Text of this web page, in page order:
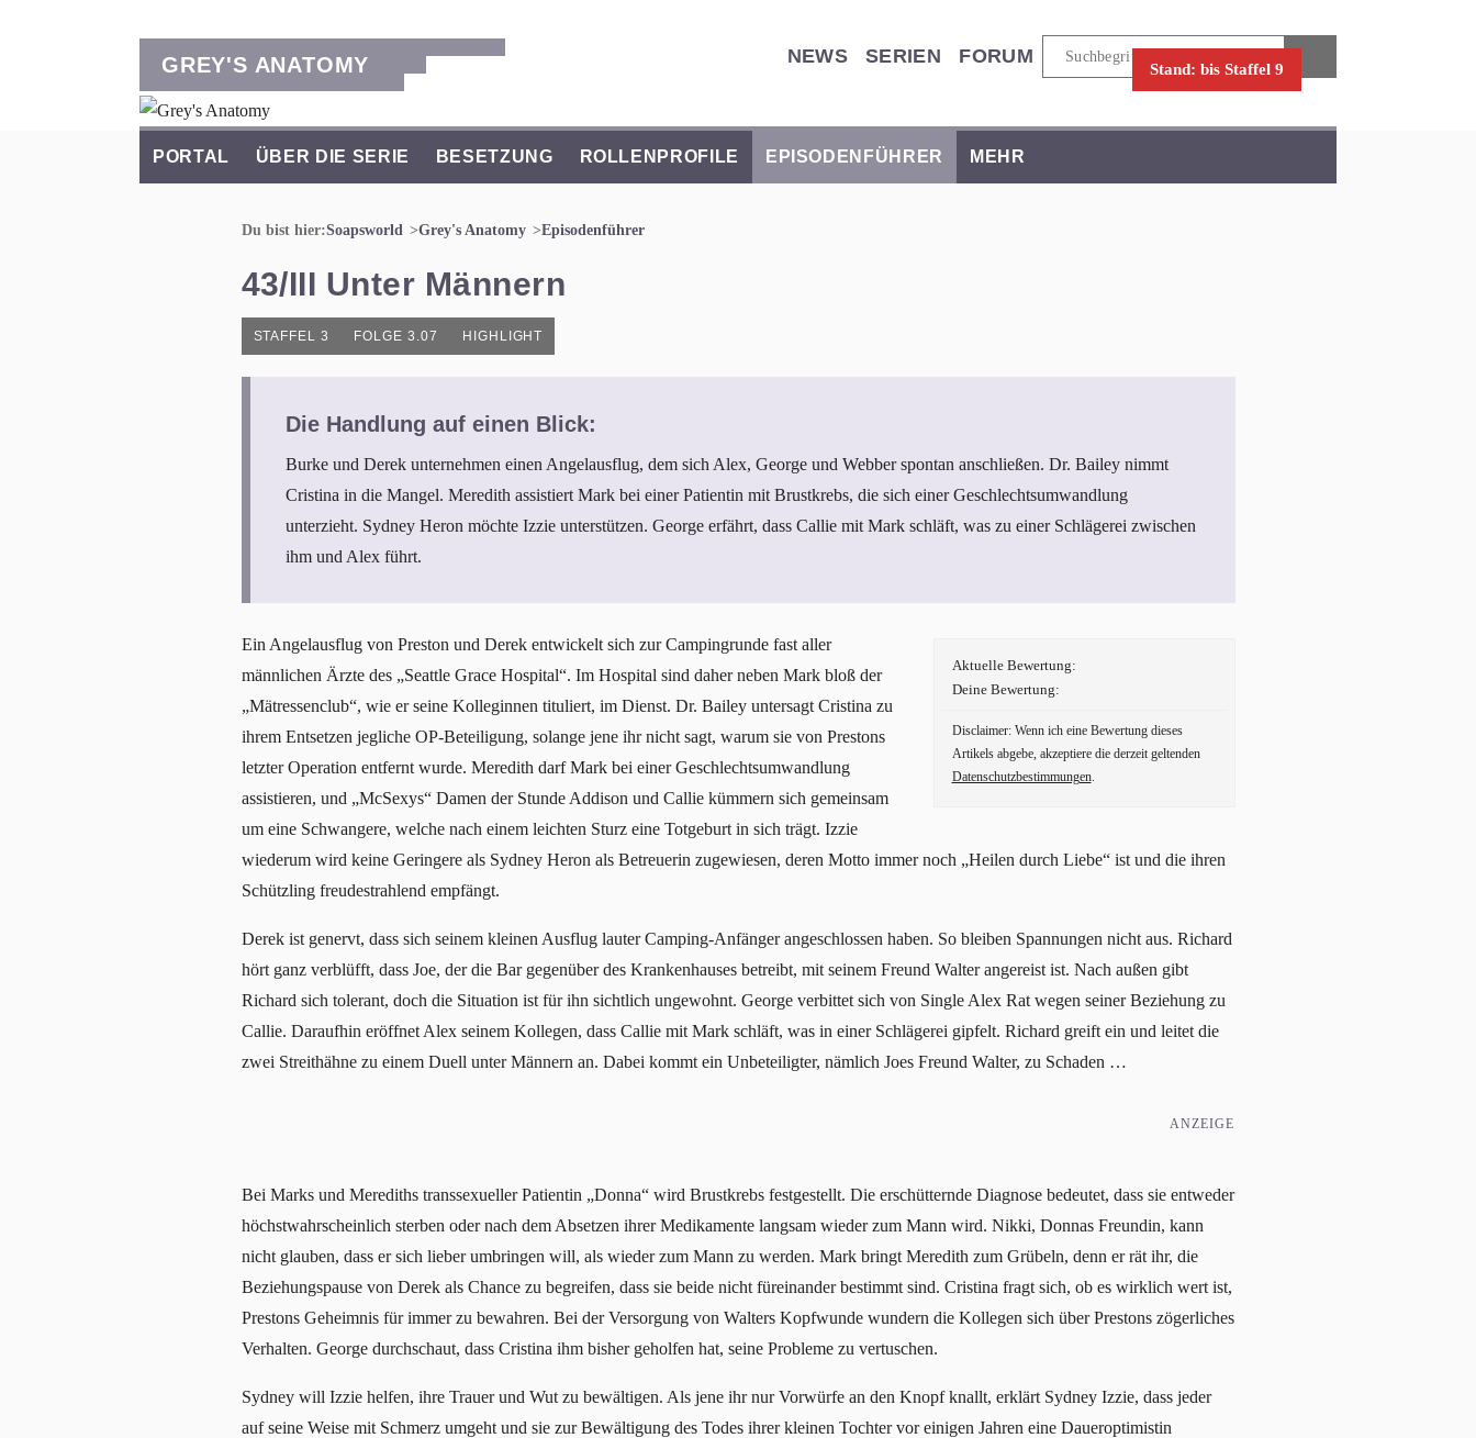
NEWS SERIEN FORUM
GREY'S ANATOMY Stand: bis Staffel 9
PORTAL ÜBER DIE SERIE BESETZUNG ROLLENPROFILE EPISODENFÜHRER MEHR
Du bist hier:Soapsworld Grey's Anatomy Episodenführer
43/III Unter Männern
STAFFEL 3 FOLGE 3.07 HIGHLIGHT
Die Handlung auf einen Blick:
Burke und Derek unternehmen einen Angelausflug, dem sich Alex, George und Webber spontan anschließen. Dr. Bailey nimmt
Cristina in die Mangel. Meredith assistiert Mark bei einer Patientin mit Brustkrebs, die sich einer Geschlechtsumwandlung
unterzieht. Sydney Heron möchte Izzie unterstützen. George erfährt, dass Callie mit Mark schläft, was zu einer Schlägerei zwischen
ihm und Alex führt.
Aktuelle Bewertung:
Deine Bewertung:
Disclaimer: Wenn ich eine Bewertung dieses
Artikels abgebe, akzeptiere die derzeit geltenden
Datenschutzbestimmungen.
Ein Angelausflug von Preston und Derek entwickelt sich zur Campingrunde fast aller
männlichen Ärzte des „Seattle Grace Hospital“. Im Hospital sind daher neben Mark bloß der
„Mätressenclub“, wie er seine Kolleginnen tituliert, im Dienst. Dr. Bailey untersagt Cristina zu
ihrem Entsetzen jegliche OP-Beteiligung, solange jene ihr nicht sagt, warum sie von Prestons
letzter Operation entfernt wurde. Meredith darf Mark bei einer Geschlechtsumwandlung
assistieren, und „McSexys“ Damen der Stunde Addison und Callie kümmern sich gemeinsam
um eine Schwangere, welche nach einem leichten Sturz eine Totgeburt in sich trägt. Izzie
wiederum wird keine Geringere als Sydney Heron als Betreuerin zugewiesen, deren Motto immer noch „Heilen durch Liebe“ ist und die ihren
Schützling freudestrahlend empfängt.
Derek ist genervt, dass sich seinem kleinen Ausflug lauter Camping-Anfänger angeschlossen haben. So bleiben Spannungen nicht aus. Richard
hört ganz verblüfft, dass Joe, der die Bar gegenüber des Krankenhauses betreibt, mit seinem Freund Walter angereist ist. Nach außen gibt
Richard sich tolerant, doch die Situation ist für ihn sichtlich ungewohnt. George verbittet sich von Single Alex Rat wegen seiner Beziehung zu
Callie. Daraufhin eröffnet Alex seinem Kollegen, dass Callie mit Mark schläft, was in einer Schlägerei gipfelt. Richard greift ein und leitet die
zwei Streithähne zu einem Duell unter Männern an. Dabei kommt ein Unbeteiligter, nämlich Joes Freund Walter, zu Schaden …
ANZEIGE
Bei Marks und Merediths transsexueller Patientin „Donna“ wird Brustkrebs festgestellt. Die erschütternde Diagnose bedeutet, dass sie entweder
höchstwahrscheinlich sterben oder nach dem Absetzen ihrer Medikamente langsam wieder zum Mann wird. Nikki, Donnas Freundin, kann
nicht glauben, dass er sich lieber umbringen will, als wieder zum Mann zu werden. Mark bringt Meredith zum Grübeln, denn er rät ihr, die
Beziehungspause von Derek als Chance zu begreifen, dass sie beide nicht füreinander bestimmt sind. Cristina fragt sich, ob es wirklich wert ist,
Prestons Geheimnis für immer zu bewahren. Bei der Versorgung von Walters Kopfwunde wundern die Kollegen sich über Prestons zögerliches
Verhalten. George durchschaut, dass Cristina ihm bisher geholfen hat, seine Probleme zu vertuschen.
Sydney will Izzie helfen, ihre Trauer und Wut zu bewältigen. Als jene ihr nur Vorwürfe an den Knopf knallt, erklärt Sydney Izzie, dass jeder
auf seine Weise mit Schmerz umgeht und sie zur Bewältigung des Todes ihrer kleinen Tochter vor einigen Jahren eine Daueroptimistin